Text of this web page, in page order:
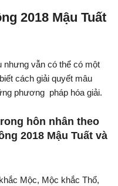
2018 Mậu Tuất
nhưng vẫn có thể có một
cách giải quyết mâu
phương pháp hóa giải.
hôn nhân theo
2018 Mậu Tuất và
Mộc, Mộc khắc Thổ,